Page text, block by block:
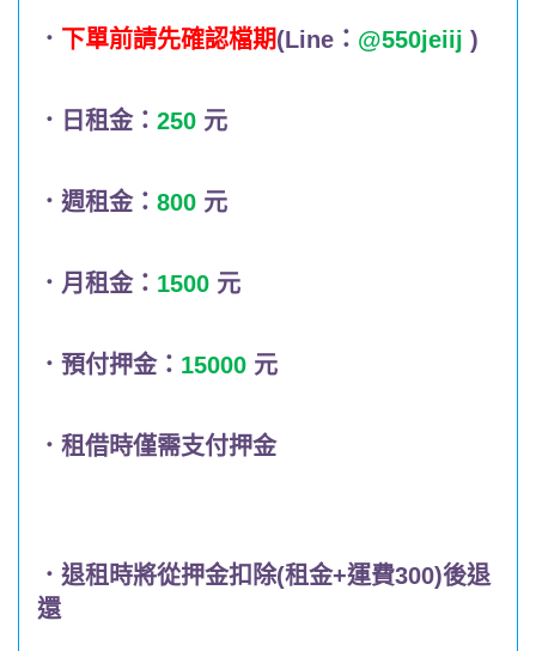
． 下單前請先確認檔期(Line： @550jeiij )
．日租金： 250 元
．週租金： 800 元
．月租金： 1500 元
．預付押金： 15000 元
．租借時僅需支付押金
．退租時將從押金扣除(租金+運費300)後退
還